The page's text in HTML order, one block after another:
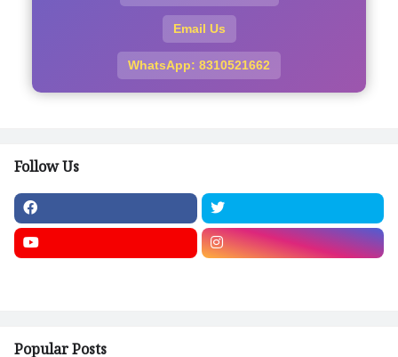
Email Us
WhatsApp: 8310521662
Follow Us